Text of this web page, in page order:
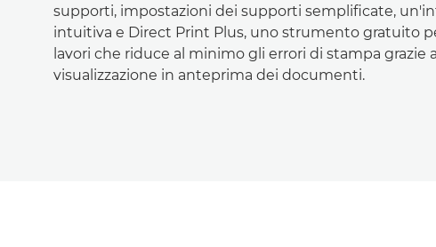
supporti, impostazioni dei supporti semplificate,
intuitiva e Direct Print Plus, uno strumento gratuito
lavori che riduce al minimo gli errori di stampa grazie
visualizzazione in anteprima dei documenti.